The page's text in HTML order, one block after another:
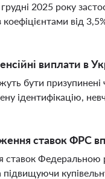
грудні 2025 року
коефіцієнтами від
виплати в
бути призупинені
ідентифікацію,
ставок ФРС
ставок
підвищуючи